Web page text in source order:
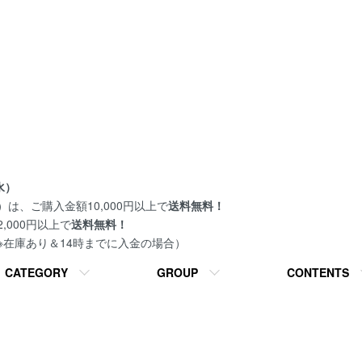
は、ご購入金額10,000円以上で送料無料！
円以上で送料無料！
庫あり＆14時までに入金の場合）
CATEGORY
GROUP CONTENTS